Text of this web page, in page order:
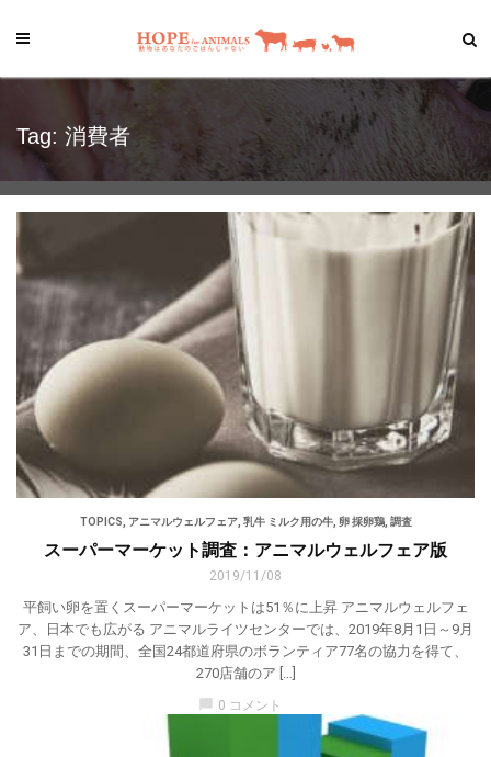
Tag: 消費者
TOPICS, アニマルウェルフェア, 乳牛 ミルク用の牛, 卵 採卵鶏, 調査
スーパーマーケット調査：アニマルウェルフェア版
2019/11/08
平飼い卵を置くスーパーマーケットは51％に上昇 アニマルウェルフェ
ア、日本でも広がる アニマルライツセンターでは、2019年8月1日～9月
31日までの期間、全国24都道府県のボランティア77名の協力を得て、
270店舗のア […]
chat_bubble 0 コメント